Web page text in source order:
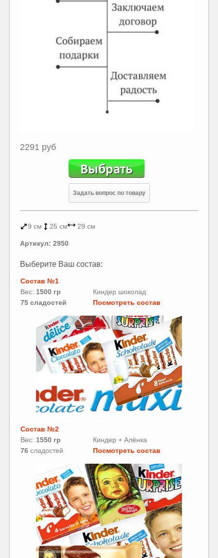
2291 руб
Задать вопрос по товару
9 см 25 см 29 см
Артикул: 2950
Выберите Ваш состав:
Состав №1
Вес: 1500 гр
Киндер шоколад
75 сладостей
Посмотреть состав
Состав №2
Вес: 1550 гр
Киндер + Алёнка
76 сладостей Посмотреть состав